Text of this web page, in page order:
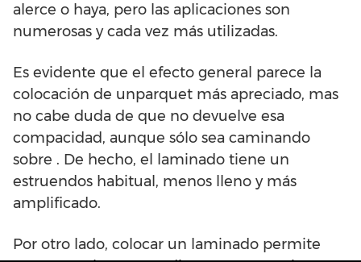
alerce o haya, pero las aplicaciones son
numerosas y cada vez más utilizadas.
Es evidente que el efecto general parece la
colocación de unparquet más apreciado, mas
no cabe duda de que no devuelve esa
compacidad, aunque sólo sea caminando
sobre . De hecho, el laminado tiene un
estruendos habitual, menos lleno y más
amplificado.
Por otro lado, colocar un laminado permite